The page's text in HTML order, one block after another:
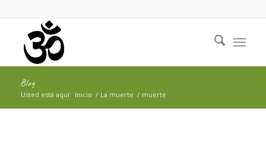
Blog
Usted está aquí: Inicio / La muerte / muerte